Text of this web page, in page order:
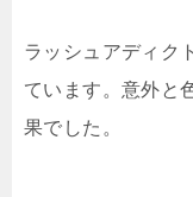
ラッシュアディク
ています。意外と
果でした。